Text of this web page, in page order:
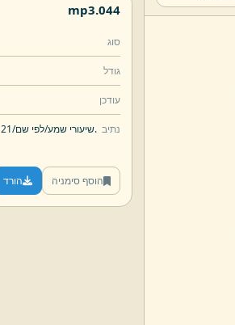
044.
mp3
סוג
גודל
עודכן
נתיב שיעורי שמע/לפי שם/21 הרב אברהם פנט/
044.
הוסף סימניה הורד